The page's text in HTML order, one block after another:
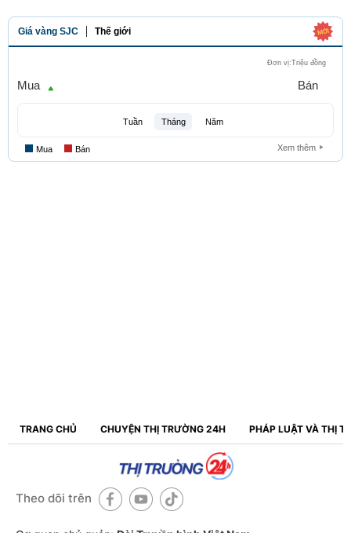
TRANG CHỦ CHUYỆN THỊ TRƯỜNG 24H PHÁP LUẬT VÀ THỊ
Theo dõi trên